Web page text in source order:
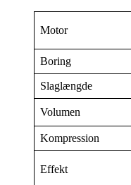
Motor
Boring
Slaglængde
Volumen
Kompression
Effekt